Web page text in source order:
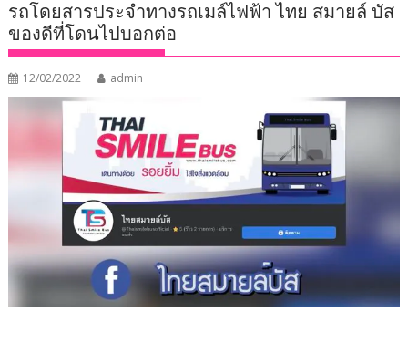
รถโดยสารประจำทางรถเมล์ไฟฟ้า ไทย สมายล์ บัส
ของดีที่โดนไปบอกต่อ
12/02/2022 admin